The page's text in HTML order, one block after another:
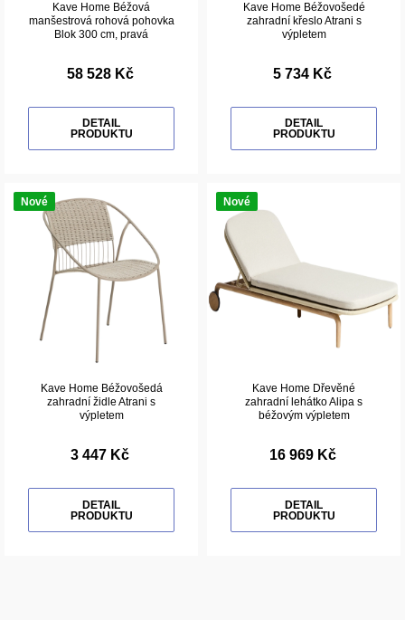
Kave Home Béžová
manšestrová rohová pohovka
Blok 300 cm, pravá
58 528 Kč
DETAIL
PRODUKTU
Kave Home Béžovošedé
zahradní křeslo Atrani s
výpletem
5 734 Kč
DETAIL
PRODUKTU
Nové
Kave Home Béžovošedá
zahradní židle Atrani s
výpletem
3 447 Kč
DETAIL
PRODUKTU
Nové
Kave Home Dřevěné
zahradní lehátko Alipa s
béžovým výpletem
16 969 Kč
DETAIL
PRODUKTU